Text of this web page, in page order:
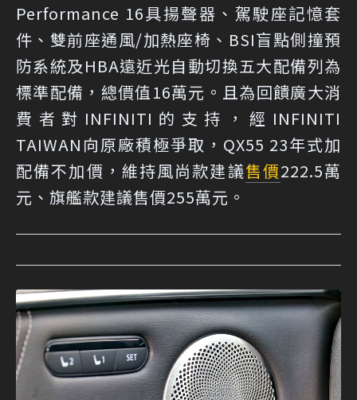
Performance 16具揚聲器、駕駛座記憶套
件、雙前座通風/加熱座椅、BSI盲點側撞預
防系統及HBA遠近光自動切換五大配備列為
標準配備，總價值16萬元。且為回饋廣大消
費者對INFINITI的支持，經INFINITI
TAIWAN向原廠積極爭取，QX55 23年式加
配備不加價，維持風尚款建議售價222.5萬
元、旗艦款建議售價255萬元。